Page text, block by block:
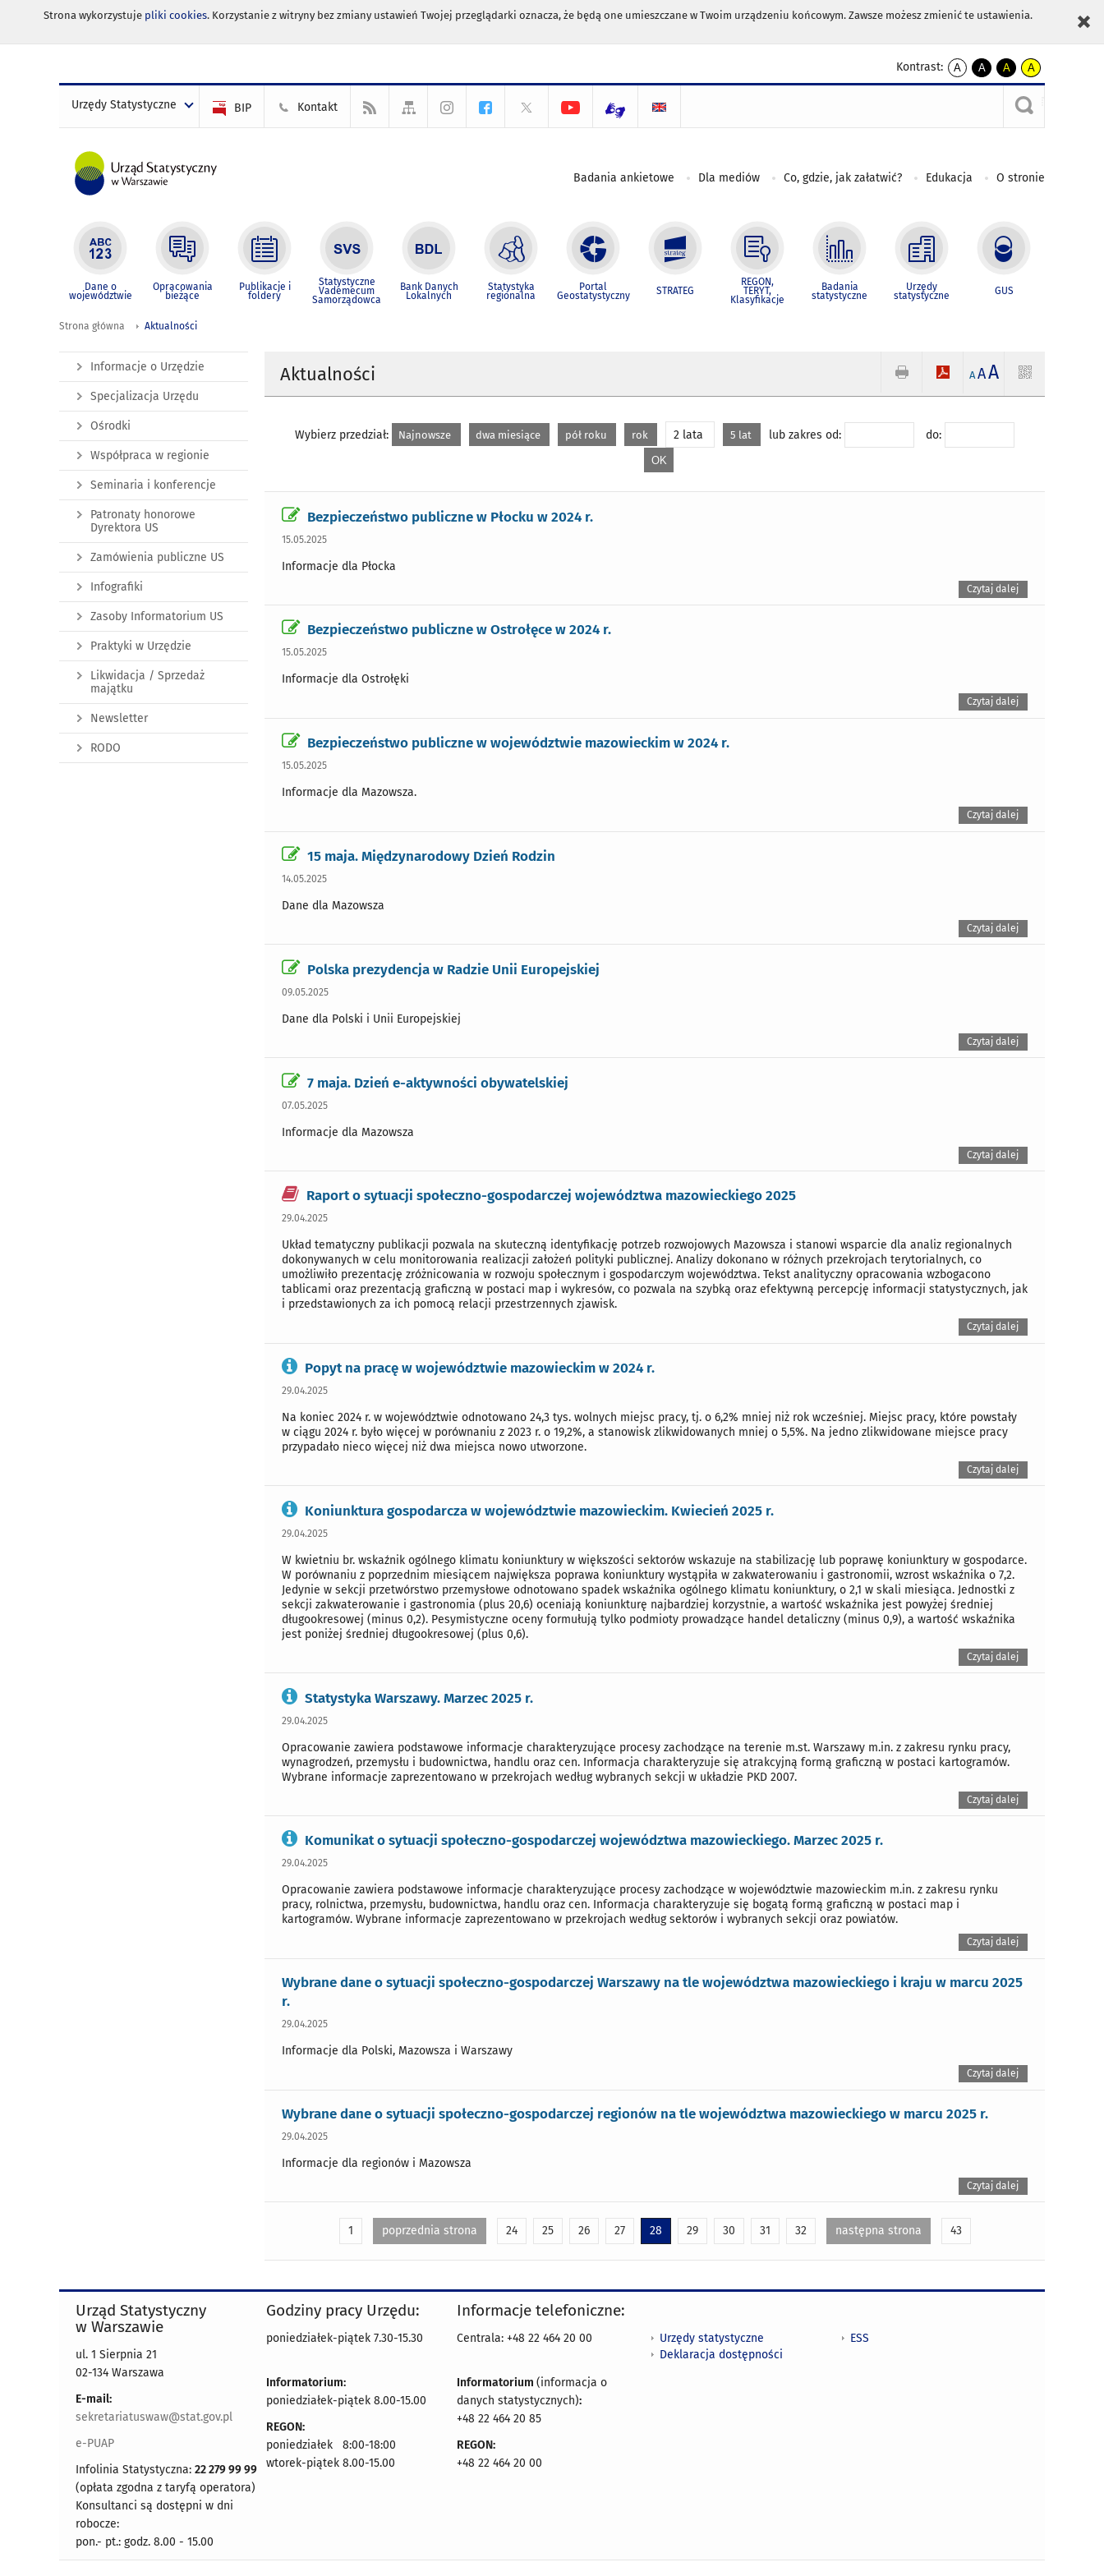
Strona wykorzystuje pliki cookies. Korzystanie z witryny bez zmiany ustawień Twojej przeglądarki oznacza, że będą one umieszczane w Twoim urządzeniu końcowym. Zawsze możesz zmienić te ustawienia.
Kontrast:
A
kontrast
A
kontrast
czarnym
A
kontrast
żółty
tekst
czarnym
A
kontrast
czarny
tekst
żółtym
Urzędy Statystyczne BIP Kontakt
Badania ankietowe Dla mediów Co, gdzie, jak załatwić? Edukacja O stronie
Dane o
województwie
Opracowania
bieżące
Publikacje i
foldery
Statystyczne
Vademecum
Samorządowca
Bank Danych
Lokalnych
Statystyka
regionalna
Portal
Geostatystyczny STRATEG
REGON,
TERYT,
Klasyfikacje
Badania
statystyczne
Urzędy
statystyczne GUS
Strona główna Aktualności
Aktualności A AA
Wybierz przedział: Najnowsze dwa miesiące pół roku rok 2 lata 5 lat lub zakres od: do:
Bezpieczeństwo publiczne w Płocku w 2024 r.
15.05.2025
Informacje dla Płocka
Czytaj dalej
Bezpieczeństwo publiczne w Ostrołęce w 2024 r.
15.05.2025
Informacje dla Ostrołęki
Czytaj dalej
Bezpieczeństwo publiczne w województwie mazowieckim w 2024 r.
15.05.2025
Informacje dla Mazowsza.
Czytaj dalej
15 maja. Międzynarodowy Dzień Rodzin
14.05.2025
Dane dla Mazowsza
Czytaj dalej
Polska prezydencja w Radzie Unii Europejskiej
09.05.2025
Dane dla Polski i Unii Europejskiej
Czytaj dalej
7 maja. Dzień e-aktywności obywatelskiej
07.05.2025
Informacje dla Mazowsza
Czytaj dalej
Raport o sytuacji społeczno-gospodarczej województwa mazowieckiego 2025
29.04.2025
Układ tematyczny publikacji pozwala na skuteczną identyfikację potrzeb rozwojowych Mazowsza i stanowi wsparcie dla analiz regionalnych
dokonywanych w celu monitorowania realizacji założeń polityki publicznej. Analizy dokonano w różnych przekrojach terytorialnych, co
umożliwiło prezentację zróżnicowania w rozwoju społecznym i gospodarczym województwa. Tekst analityczny opracowania wzbogacono
tablicami oraz prezentacją graficzną w postaci map i wykresów, co pozwala na szybką oraz efektywną percepcję informacji statystycznych, jak
i przedstawionych za ich pomocą relacji przestrzennych zjawisk.
Czytaj dalej
Popyt na pracę w województwie mazowieckim w 2024 r.
29.04.2025
Na koniec 2024 r. w województwie odnotowano 24,3 tys. wolnych miejsc pracy, tj. o 6,2% mniej niż rok wcześniej. Miejsc pracy, które powstały
w ciągu 2024 r. było więcej w porównaniu z 2023 r. o 19,2%, a stanowisk zlikwidowanych mniej o 5,5%. Na jedno zlikwidowane miejsce pracy
przypadało nieco więcej niż dwa miejsca nowo utworzone.
Czytaj dalej
Koniunktura gospodarcza w województwie mazowieckim. Kwiecień 2025 r.
29.04.2025
W kwietniu br. wskaźnik ogólnego klimatu koniunktury w większości sektorów wskazuje na stabilizację lub poprawę koniunktury w gospodarce.
W porównaniu z poprzednim miesiącem największa poprawa koniunktury wystąpiła w zakwaterowaniu i gastronomii, wzrost wskaźnika o 7,2.
Jedynie w sekcji przetwórstwo przemysłowe odnotowano spadek wskaźnika ogólnego klimatu koniunktury, o 2,1 w skali miesiąca. Jednostki z
sekcji zakwaterowanie i gastronomia (plus 20,6) oceniają koniunkturę najbardziej korzystnie, a wartość wskaźnika jest powyżej średniej
długookresowej (minus 0,2). Pesymistyczne oceny formułują tylko podmioty prowadzące handel detaliczny (minus 0,9), a wartość wskaźnika
jest poniżej średniej długookresowej (plus 0,6).
Czytaj dalej
Statystyka Warszawy. Marzec 2025 r.
29.04.2025
Opracowanie zawiera podstawowe informacje charakteryzujące procesy zachodzące na terenie m.st. Warszawy m.in. z zakresu rynku pracy,
wynagrodzeń, przemysłu i budownictwa, handlu oraz cen. Informacja charakteryzuje się atrakcyjną formą graficzną w postaci kartogramów.
Wybrane informacje zaprezentowano w przekrojach według wybranych sekcji w układzie PKD 2007.
Czytaj dalej
Komunikat o sytuacji społeczno-gospodarczej województwa mazowieckiego. Marzec 2025 r.
29.04.2025
Opracowanie zawiera podstawowe informacje charakteryzujące procesy zachodzące w województwie mazowieckim m.in. z zakresu rynku
pracy, rolnictwa, przemysłu, budownictwa, handlu oraz cen. Informacja charakteryzuje się bogatą formą graficzną w postaci map i
kartogramów. Wybrane informacje zaprezentowano w przekrojach według sektorów i wybranych sekcji oraz powiatów.
Czytaj dalej
Wybrane dane o sytuacji społeczno-gospodarczej Warszawy na tle województwa mazowieckiego i kraju w marcu 2025
r.
29.04.2025
Informacje dla Polski, Mazowsza i Warszawy
Czytaj dalej
Wybrane dane o sytuacji społeczno-gospodarczej regionów na tle województwa mazowieckiego w marcu 2025 r.
29.04.2025
Informacje dla regionów i Mazowsza
Czytaj dalej
1 poprzednia strona 24 25 26 27 28 29 30 31 32 następna strona 43
Informacje o Urzędzie
Specjalizacja Urzędu
Ośrodki
Współpraca w regionie
Seminaria i konferencje
Patronaty honorowe
Dyrektora US
Zamówienia publiczne US
Infografiki
Zasoby Informatorium US
Praktyki w Urzędzie
Likwidacja / Sprzedaż
majątku
Newsletter
RODO
Urząd Statystyczny
w Warszawie
ul. 1 Sierpnia 21
02-134 Warszawa
E-mail:
sekretariatuswaw@stat.gov.pl
e-PUAP
Infolinia Statystyczna: 22 279 99 99
(opłata zgodna z taryfą operatora)
Konsultanci są dostępni w dni
robocze:
pon.- pt.: godz. 8.00 - 15.00
Godziny pracy Urzędu:
poniedziałek-piątek 7.30-15.30
Informatorium:
poniedziałek-piątek 8.00-15.00
REGON:
poniedziałek 8:00-18:00
wtorek-piątek 8.00-15.00
Informacje telefoniczne:
Centrala: +48 22 464 20 00
Informatorium (informacja o
danych statystycznych):
+48 22 464 20 85
REGON:
+48 22 464 20 00
Urzędy statystyczne
Deklaracja dostępności
ESS